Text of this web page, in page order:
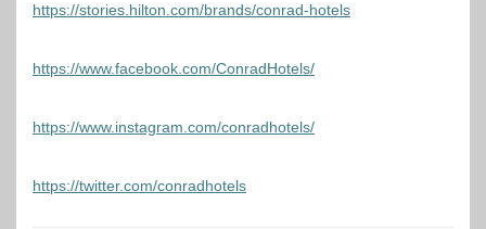
https://stories.hilton.com/brands/conrad-hotels
https://www.facebook.com/ConradHotels/
https://www.instagram.com/conradhotels/
https://twitter.com/conradhotels